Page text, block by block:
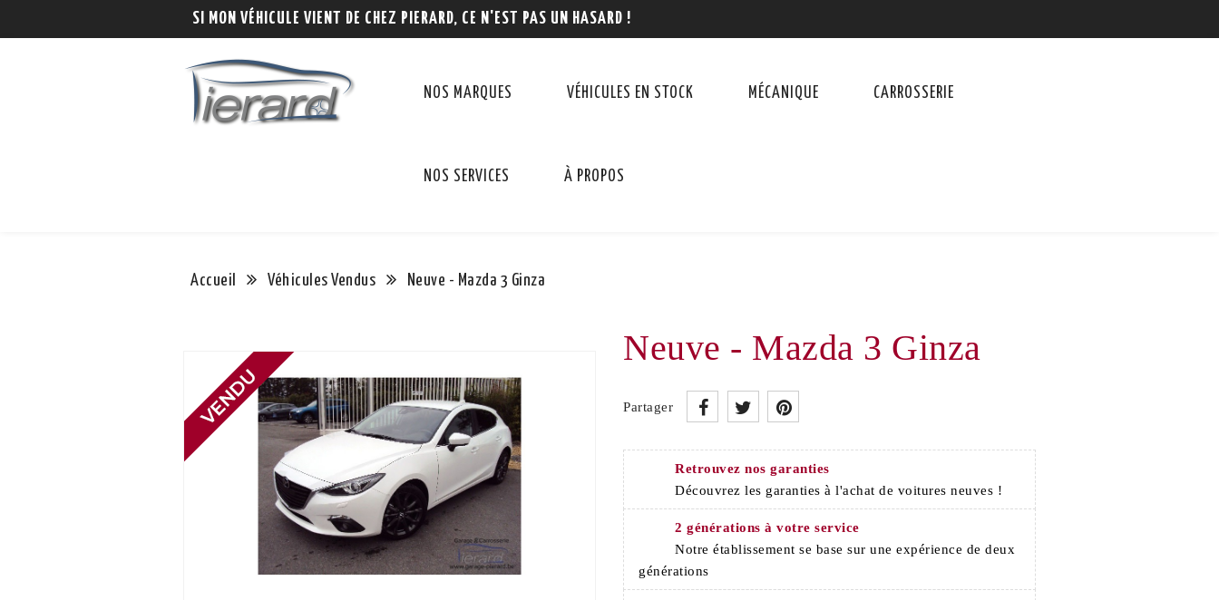
SI MON VÉHICULE VIENT DE CHEZ PIERARD, CE N'EST PAS UN HASARD !
NOS MARQUES VÉHICULES EN STOCK MÉCANIQUE CARROSSERIE
NOS SERVICES À PROPOS
Accueil Véhicules Vendus Neuve - Mazda 3 Ginza
Neuve - Mazda 3 Ginza
Partager
Retrouvez nos garanties
Découvrez les garanties à l'achat de voitures neuves !
2 générations à votre service
Notre établissement se base sur une expérience de deux
générations